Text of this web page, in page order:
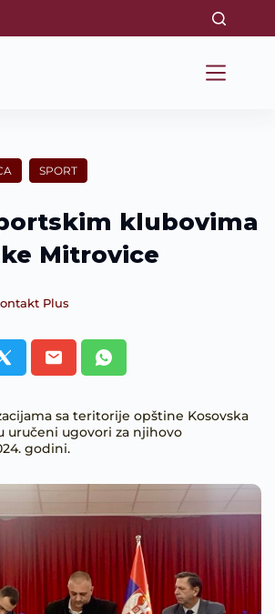
SPORT
klubovima
Mitrovice
Plus
sa teritorije opštine Kosovska
uručeni ugovori za njihovo
godini.